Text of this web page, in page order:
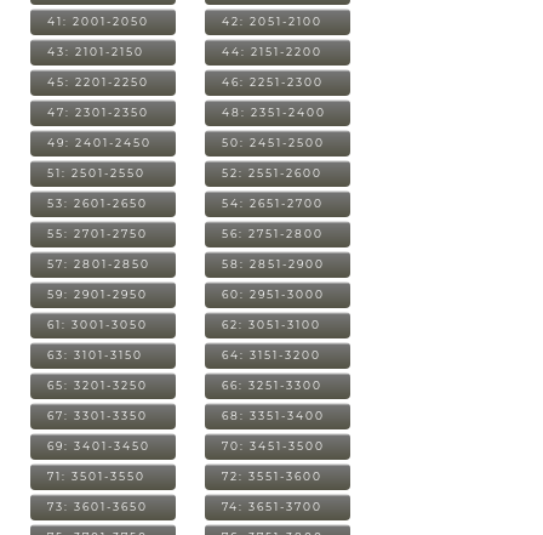
41: 2001-2050 42: 2051-2100
43: 2101-2150 44: 2151-2200
45: 2201-2250 46: 2251-2300
47: 2301-2350 48: 2351-2400
49: 2401-2450 50: 2451-2500
51: 2501-2550 52: 2551-2600
53: 2601-2650 54: 2651-2700
55: 2701-2750 56: 2751-2800
57: 2801-2850 58: 2851-2900
59: 2901-2950 60: 2951-3000
61: 3001-3050 62: 3051-3100
63: 3101-3150 64: 3151-3200
65: 3201-3250 66: 3251-3300
67: 3301-3350 68: 3351-3400
69: 3401-3450 70: 3451-3500
71: 3501-3550 72: 3551-3600
73: 3601-3650 74: 3651-3700